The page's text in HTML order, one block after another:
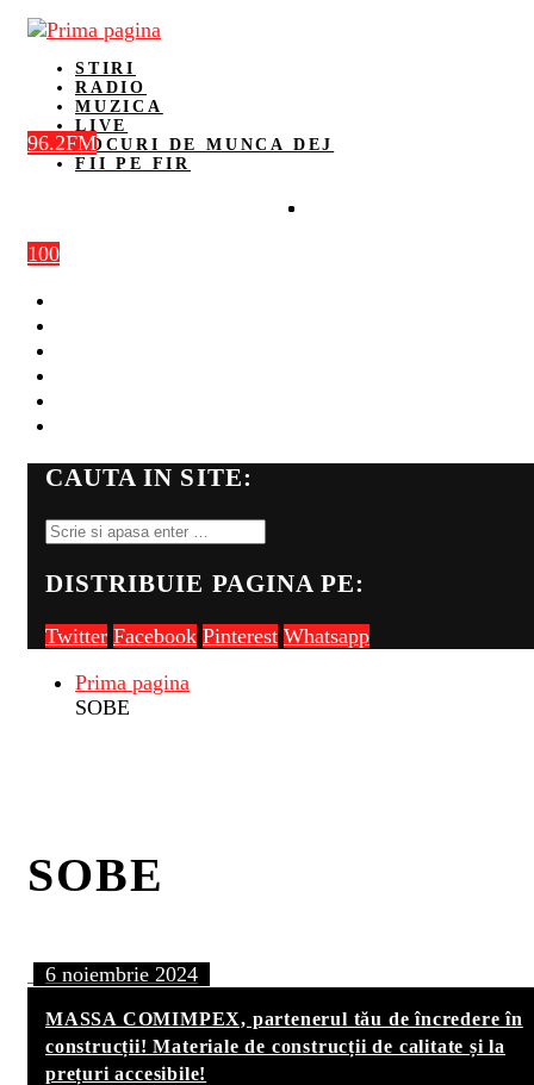
STIRI
RADIO
MUZICA
LIVE
LOCURI DE MUNCA DEJ
FII PE FIR
100
96.2FM
CAUTA IN SITE:
DISTRIBUIE PAGINA PE:
Twitter Facebook Pinterest Whatsapp
Prima pagina
SOBE
SOBE
6 noiembrie 2024
MASSA COMIMPEX, partenerul tău de încredere în
construcții! Materiale de construcții de calitate și la
prețuri accesibile!